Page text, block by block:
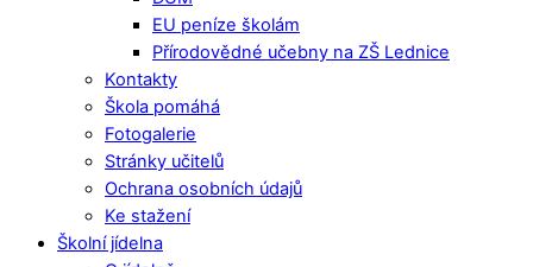
EU peníze školám
Přírodovědné učebny na ZŠ Lednice
Kontakty
Škola pomáhá
Fotogalerie
Stránky učitelů
Ochrana osobních údajů
Ke stažení
Školní jídelna